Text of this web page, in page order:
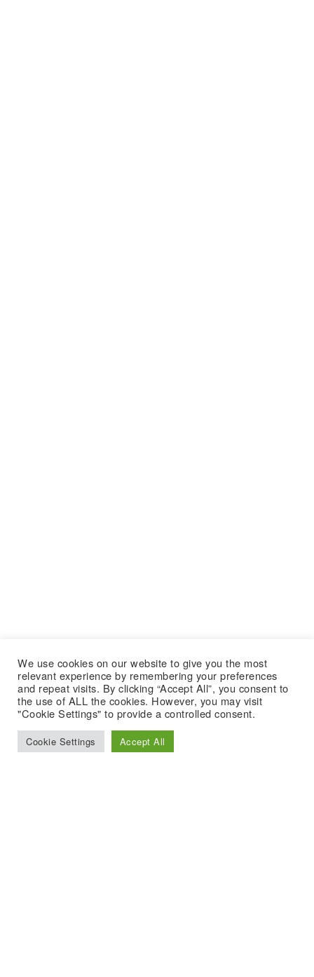
We use cookies on our website to give you the most
relevant experience by remembering your preferences
and repeat visits. By clicking “Accept All”, you consent to
the use of ALL the cookies. However, you may visit
"Cookie Settings" to provide a controlled consent.
Cookie Settings Accept All